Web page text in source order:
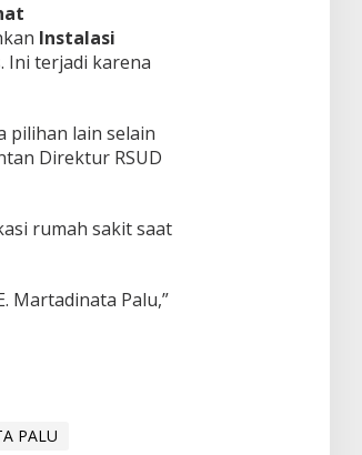
Instalasi
Ini terjadi karena
pilihan lain selain
Direktur RSUD
rumah sakit saat
Martadinata Palu,”
PALU